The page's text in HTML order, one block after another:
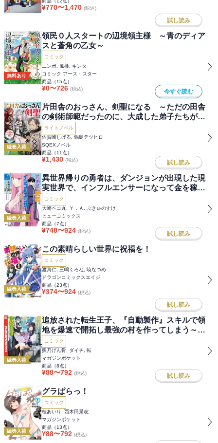
¥770〜1,470 (税込)
試し読み
無料あり
領民０人スタートの辺境領主様 ～青のディア
スと蒼角の乙女～
コミック
ユンボ, 風楼, キンタ
コミック アース・スター
商品（15点）
¥0〜726 (税込) 今すぐ読む
続巻入荷
片田舎のおっさん、剣聖になる ～ただの田舎
の剣術師範だったのに、大成した弟子たちが俺
を放ってくれない件～
ライトノベル
佐賀崎しげる, 鍋島テツヒロ
SQEXノベル
商品（11 点）
¥1,430 (税込) 試し読み
続巻入荷
異世界帰りの勇者は、ダンジョンが出現した現
実世界で、インフルエンサーになって金を稼ぎ
ます！
コミック
大崎ペコ丸, Ｙ．Ａ, ぷきゅのすけ
ヒューコミックス
商品（7点）
¥748〜924 (税込) 試し読み
続巻入荷
この素晴らしい世界に祝福を！
コミック
渡真仁, 三嶋くろね, 暁なつめ
ドラゴンコミックスエイジ
商品（23点）
¥374〜924 (税込)
試し読み
続巻入荷
追放された転生王子、『自動製作』スキルで領
地を爆速で開拓し最強の村を作ってしまう～最
強クラフトスキルで始める、楽々領地開拓スロ
ーライフ～
コミック
熊乃げん骨, ダイチ, 転
マガジンポケット
商品（8点）
¥88〜792 (税込) 試し読み
続巻入荷
グラぱらっ！
コミック
桂あいり, 西木田景志
マガジンポケット
商品（13点）
¥88〜792 (税込)